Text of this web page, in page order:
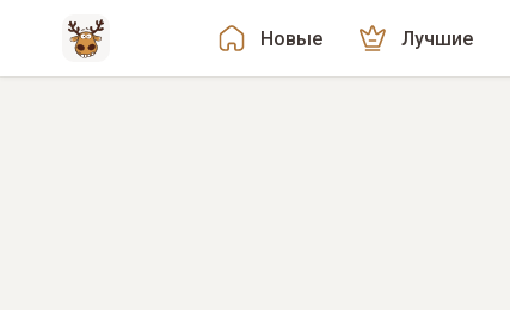
Новые Лучшие